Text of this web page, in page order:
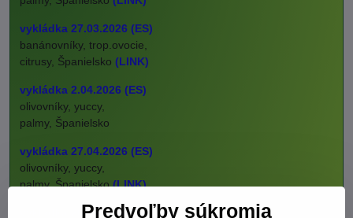
vykládka 27.03.2026 (ES)
banánovníky, trop.ovocie,
citrusy, Španielsko (LINK)
vykládka 2.04.2026 (ES)
olivovníky, yuccy,
palmy, Španielsko
vykládka 27.04.2026 (ES)
olivovníky, yuccy,
palmy, Španielsko(LINK)
vykládka 20.05.2026 (ES)
Predvoľby súkromia